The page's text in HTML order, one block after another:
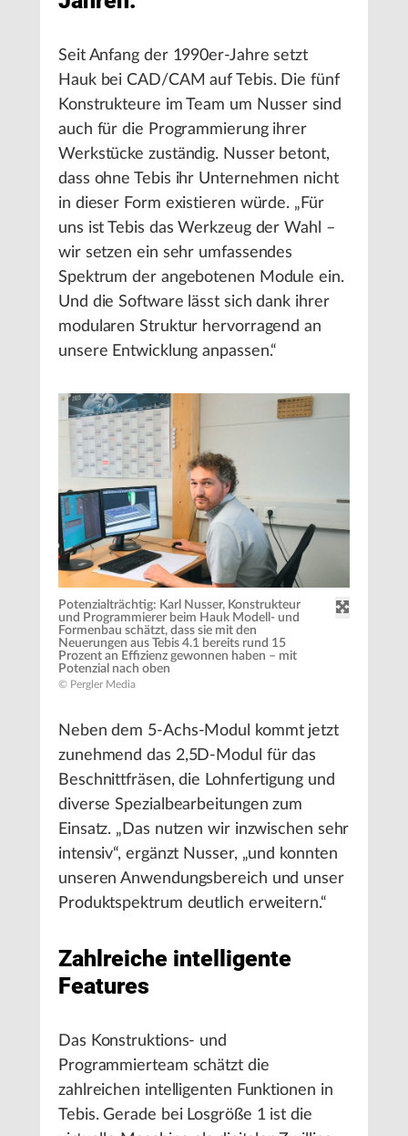
Seit Anfang der 1990er-Jahre setzt
Hauk bei CAD/CAM auf Tebis. Die fünf
Konstrukteure im Team um Nusser sind
auch für die Programmierung ihrer
Werkstücke zuständig. Nusser betont,
dass ohne Tebis ihr Unternehmen nicht
in dieser Form existieren würde. „Für
uns ist Tebis das Werkzeug der Wahl –
wir setzen ein sehr umfassendes
Spektrum der angebotenen Module ein.
Und die Software lässt sich dank ihrer
modularen Struktur hervorragend an
unsere Entwicklung anpassen.“
Potenzialträchtig: Karl Nusser, Konstrukteur
und Programmierer beim Hauk Modell- und
Formenbau schätzt, dass sie mit den
Neuerungen aus Tebis 4.1 bereits rund 15
Prozent an Effizienz gewonnen haben – mit
Potenzial nach oben
© Pergler Media
Neben dem 5-Achs-Modul kommt jetzt
zunehmend das 2,5D-Modul für das
Beschnittfräsen, die Lohnfertigung und
diverse Spezialbearbeitungen zum
Einsatz. „Das nutzen wir inzwischen sehr
intensiv“, ergänzt Nusser, „und konnten
unseren Anwendungsbereich und unser
Produktspektrum deutlich erweitern.“
Zahlreiche intelligente
Features
Das Konstruktions- und
Programmierteam schätzt die
zahlreichen intelligenten Funktionen in
Tebis. Gerade bei Losgröße 1 ist die